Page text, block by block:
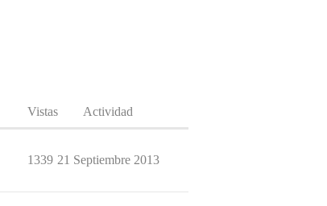
Vistas Actividad
1339 21 Septiembre 2013